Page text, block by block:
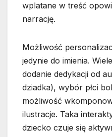
wplatane w treść
narrację.
Możliwość
jedynie do imienia.
dodanie dedykacji od
dziadka), wybór płci
możliwość
ilustracje. Taka
dziecko czuje się